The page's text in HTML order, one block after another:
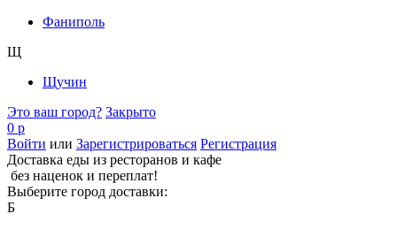
Фаниполь
Щ
Щучин
Это ваш город? Закрыто
0 р
Войти или Зарегистрироваться Регистрация
Доставка еды из ресторанов и кафе
без наценок и переплат!
Выберите город доставки:
Б